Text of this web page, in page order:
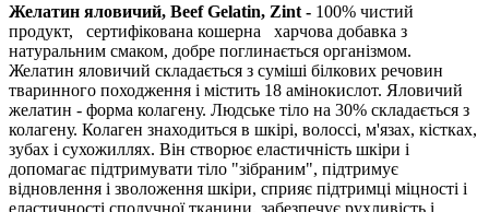
Желатин яловичий, Beef Gelatin, Zint - 100% чистий
продукт,
сертифікована кошерна
харчова добавка з
натуральним смаком, добре поглинається організмом.
Желатин яловичий складається з суміші білкових речовин
тваринного походження і містить 18 амінокислот. Яловичий
желатин - форма колагену. Людське тіло на 30% складається з
колагену. Колаген знаходиться в шкірі, волоссі, м'язах, кістках,
зубах і сухожиллях. Він створює еластичність шкіри і
допомагає підтримувати тіло "зібраним", підтримує
відновлення і зволоження шкіри, сприяє підтримці міцності і
еластичності сполучної тканини, забезпечує рухливість і